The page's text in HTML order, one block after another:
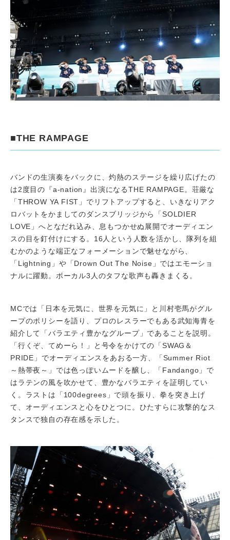
■THE RAMPAGE
バンドの生演奏をバックに、灼熱のステージを繰り広げたの
は2度目の『a-nation』出演になるTHE RAMPAGE。荘厳な
「THROW YA FIST」でリフトアップすると、いきなりアク
ロバットをかましてのダンスブリッジから「SOLDIER
LOVE」へとなだれ込み、息もつかせぬ展開でオーディエン
スの目を釘付けにする。16人という人数を活かし、隊列を組
むかのような端正なフォーメーションで魅せながら、
「Lightning」や「Drown Out The Noise」ではエモーショ
ナルに躍動。ボーカル3人のタフな歌声も轟きまくる。
MCでは「日本を元気に、世界を元気に」と川村壱馬がグル
ープのポリシーを語り、プロのレスラーでもある武知海青を
紹介して「バラエティ豊かなグループ」であることを説明。
「行くぞ、てめーら！」と号令をかけての「SWAG＆
PRIDE」でオーディエンスをあおる一方、「Summer Riot
～熱帯夜～」では色っぽいムードを醸し、「Fandango」で
はラテンの風を吹かせて、豊かなバラエティを証明してい
く。ラストは「100degrees」で頭を振り、拳を突き上げ
て、オーディエンスと心をひとつに。ひたすらに攻撃的なス
タンスで独自の存在感を示した。